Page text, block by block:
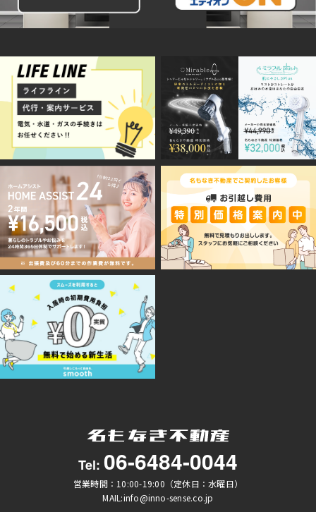
Tel: 06-6484-0044
営業時間：10:00-19:00（定休日：水曜日）
MAIL:info@inno-sense.co.jp